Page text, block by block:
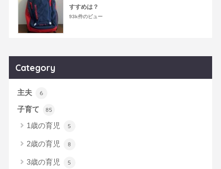
すすめは？
93k件のビュー
Category
主夫 6
子育て 85
1歳の育児 5
2歳の育児 8
3歳の育児 5